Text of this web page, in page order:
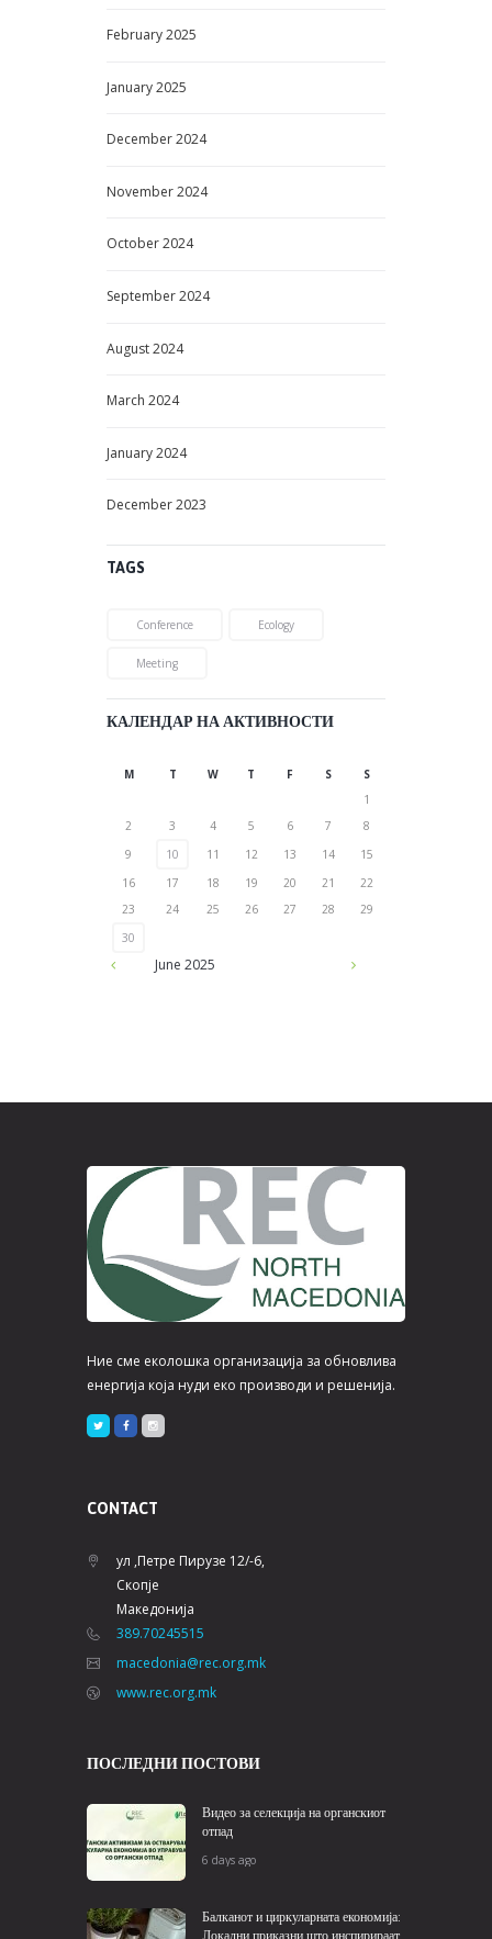
February2025
January2025
December2024
November2024
October2024
September2024
August2024
March 2024
January2024
December2023
TAGS
Conference Ecology
Meeting
КАЛЕНДАР НА АКТИВНОСТИ
M T W T F S S
June 2025
1
2
3 4 5 6 7
8
9
10 11 12 13 14
15
16
17 18 19 20 21
22
23
24 25 26 27 28
29
30
Ние сме еколошка организација за обновлива
енергија која нуди еко производи и решенија.
CONTACT
ул ,Петре Пирузе 12/-6,
Скопје
Македонија
389.70245515
macedonia@rec.org.mk
www.rec.org.mk
ПОСЛЕДНИ ПОСТОВИ
Видео за селекција на органскиот
отпад
6 days ago
Балканот и циркуларната економија:
Локални приказни што инспирираат